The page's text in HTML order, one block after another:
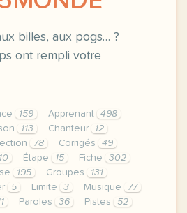
billes, aux pogs… ?
ont rempli votre
159 Apprenant
498
113 Chanteur
12
78 Corrigés
49
10 Étape 15 Fiche
302
195 Groupes
131
5 Limite 3 Musique
77
Paroles 36 Pistes
52